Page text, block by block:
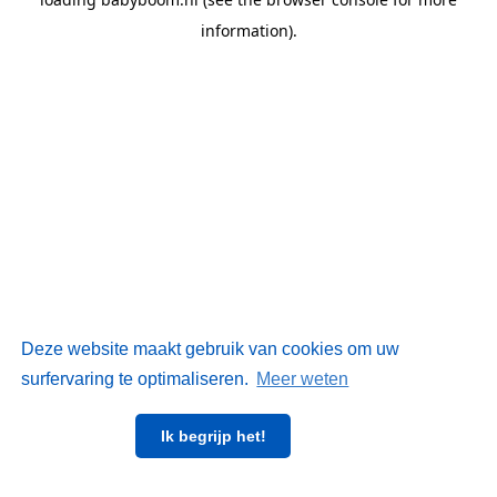
Deze website maakt gebruik van cookies om uw
surfervaring te optimaliseren. Meer weten
Ik begrijp het!
information).